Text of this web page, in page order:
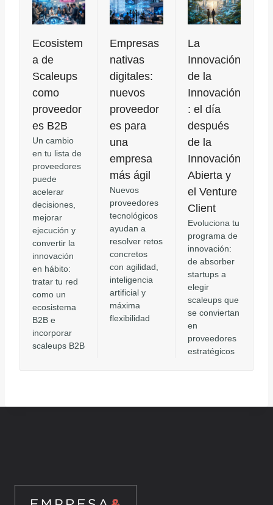
Ecosistem
a de
Scaleups
como
proveedor
es B2B
Un cambio
en tu lista de
proveedores
puede
acelerar
decisiones,
mejorar
ejecución y
convertir la
innovación
en hábito:
tratar tu red
como un
ecosistema
B2B e
incorporar
scaleups B2B
Empresas
nativas
digitales:
nuevos
proveedor
es para
una
empresa
más ágil
Nuevos
proveedores
tecnológicos
ayudan a
resolver retos
concretos
con agilidad,
inteligencia
artificial y
máxima
flexibilidad
La
Innovación
de la
Innovación
: el día
después
de la
Innovación
Abierta y
el Venture
Client
Evoluciona tu
programa de
innovación:
de absorber
startups a
elegir
scaleups que
se conviertan
en
proveedores
estratégicos